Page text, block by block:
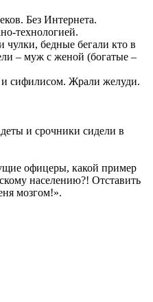
Без Интернета.
технологией.
чулки, бедные бегали кто в
– муж с женой (богатые –
и сифилисом. Жрали желуди.
и срочники сидели в
офицеры, какой пример
населению?! Отставить
мозгом!».